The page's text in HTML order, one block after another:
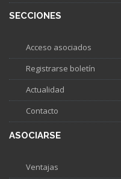
SECCIONES
Acceso asociados
Registrarse boletín
Actualidad
Contacto
ASOCIARSE
Ventajas